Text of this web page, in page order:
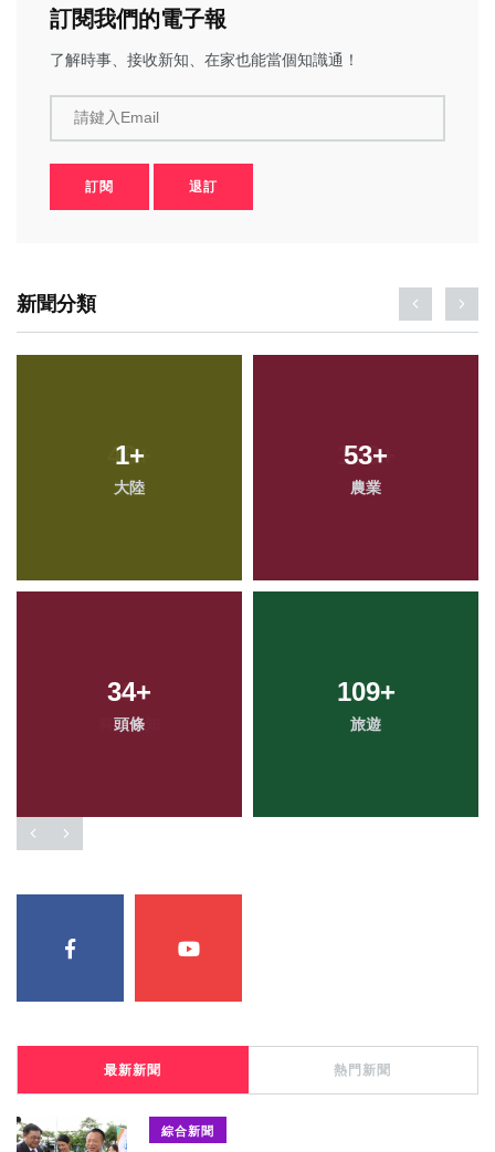
訂閱我們的電子報
了解時事、接收新知、在家也能當個知識通！
請鍵入Email
訂閱 退訂
新聞分類
1+
大陸
53+
農業
34+
頭條
109+
旅遊
最新新聞 熱門新聞
綜合新聞